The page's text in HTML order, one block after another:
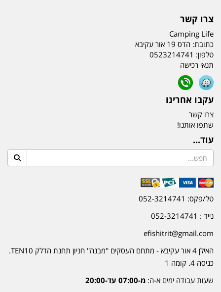
צרו קשר
Camping Life
כתובת: הדס 19 אור עקיבא
טלפון: 0523214741
תנאי רכישה
עקבו אחרינו
צרו קשר
שתפו אותנו!
עוד...
טל/פקס: 052-3214741
נייד : 052-3214741
efishitrit@gmail.com
האילן 4 אור עקיבא - מתחם העסקים ''מבנה'' חניון תחנת הדלק TEN10.
כניסה 4. קומה 1
שעות עבודה ימים א-ה: מ-07:00 עד-20:00